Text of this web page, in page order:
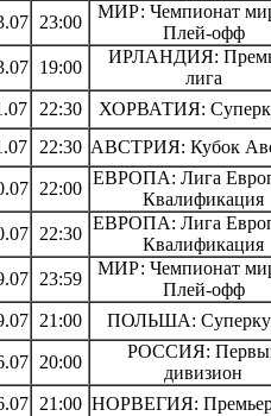
23:00
МИР: Чемпионат
Плей-офф
19:00
ИРЛАНДИЯ:
лига
22:30 ХОРВАТИЯ:
22:30 АВСТРИЯ: Кубок
22:00
ЕВРОПА: Лига
Квалификация
22:30
ЕВРОПА: Лига
Квалификация
23:59
МИР: Чемпионат
Плей-офф
21:00 ПОЛЬША:
20:00
РОССИЯ:
дивизион
21:00 НОРВЕГИЯ: